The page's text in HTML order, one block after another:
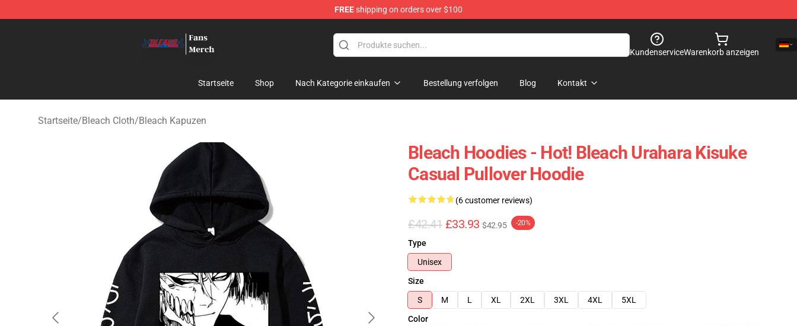
FREEshipping on orders over $100
KundenserviceWarenkorb anzeigen
Startseite Shop Nach Kategorie einkaufen Bestellung verfolgen Blog Kontakt
Startseite/Bleach Cloth/Bleach Kapuzen
Bleach Hoodies - Hot! Bleach Urahara Kisuke
Casual Pullover Hoodie
(6 customer reviews)
£42.41 £33.93 $42.95 -20%
Type
Unisex
Size
S
M L XL 2XL 3XL 4XL
5XL
Color